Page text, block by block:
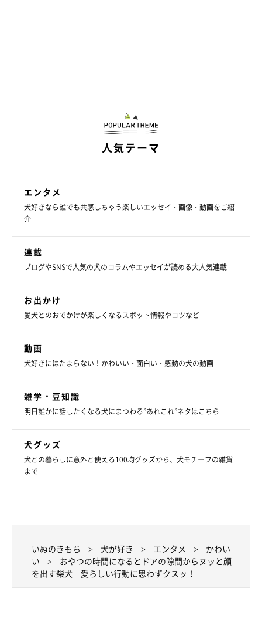
ろぐ姿が可愛い！
X（旧Twitter）ユーザー@sleeping_mayaさんの愛犬・マヤちゃん
は、ごはんを食べるとソファの「満足席」で足をピーンと伸ばして
んの食事スタイルについて、飼い主さんに詳しいお話うかがいまし
「夏と冬の比較」と投稿していた、愛犬・マヤちゃん（取材時3才4
関連記事:
ドキドキの日々の始まり！ 2年後、誰からも愛
されるコに成長
愛犬と家族になったときのドキドキとした気持ちを、昨日のことの
いた頃の愛犬・マヤちゃん（撮影当時、生後2カ月／柴犬）の姿
んに話を聞きました。
関連記事:
いちゃんと柴犬の距離が縮まった「きっかけ」
@sleeping_mayaさんの投稿。愛犬・マヤちゃん（♀／取材当時、
子に、たくさんの反響が寄せられています。
取材・文／雨宮カイ
※この記事は投稿者さまに取材し、了承の上制作したものです。
人気テーマ
エンタメ
犬好きなら誰でも共感しちゃう楽しいエッセイ・画像・動画をご紹
介
連載
ブログやSNSで人気の犬のコラムやエッセイが読める大人気連載
お出かけ
愛犬とのおでかけが楽しくなるスポット情報やコツなど
動画
犬好きにはたまらない！かわいい・面白い・感動の犬の動画
雑学・豆知識
明日誰かに話したくなる犬にまつわる”あれこれ”ネタはこちら
犬グッズ
犬との暮らしに意外と使える100均グッズから、犬モチーフの雑貨
まで
いぬのきもち 犬が好き エンタメ
かわい
い
おやつの時間になるとドアの隙間からヌッと顔
を出す柴犬 愛らしい行動に思わずクスッ！